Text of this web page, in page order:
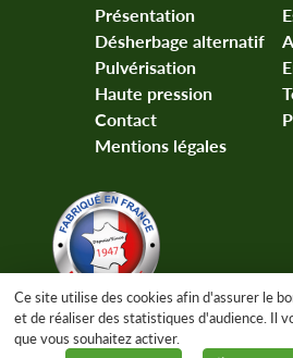
Présentation
Désherbage alternatif
Pulvérisation
Haute pression
Contact
Mentions légales
Ce site utilise des cookies afin d'assurer le
et de réaliser des statistiques d'audience. Il
que vous souhaitez activer.